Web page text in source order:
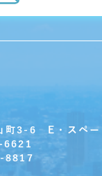
町3-6 E・スペー